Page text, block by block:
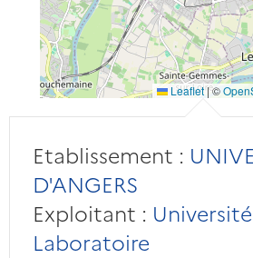
Leaflet|©
Etablissement :
D'ANGERS
Exploitant :
Laboratoire